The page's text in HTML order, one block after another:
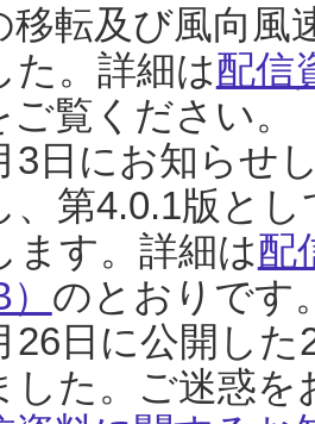
移転及び風向風
た。詳細は配信
ご覧ください。
3日にお知らせ
、第4.0.1版と
ます。詳細は配
のとおりです
26日に公開し
した。ご迷惑